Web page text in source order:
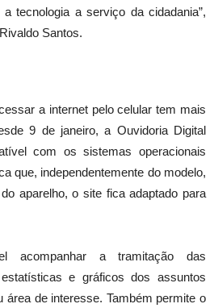
tecnologia a serviço da cidadania”,
Santos.
a internet pelo celular tem mais
9 de janeiro, a Ouvidoria Digital
com os sistemas operacionais
que, independentemente do modelo,
aparelho, o site fica adaptado para
acompanhar a tramitação das
e gráficos dos assuntos
área de interesse. Também permite o